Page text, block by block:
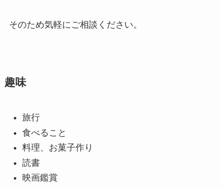
そのため気軽にご相談ください。
趣味
旅行
食べること
料理、お菓子作り
読書
映画鑑賞